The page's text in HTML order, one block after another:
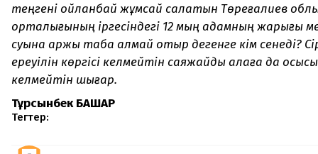
теңгені ойланбай жұмсай салатын Төреғалиев
орталығының іргесіндегі 12 мың адамның жарығы
суына қаржы таба алмай отыр дегенге кім сенеді?
ереуілін көргісі келмейтін саяжайды қалаға да қосқысы
келмейтін шығар.
Тұрсынбек БАШАР
Тегтер: